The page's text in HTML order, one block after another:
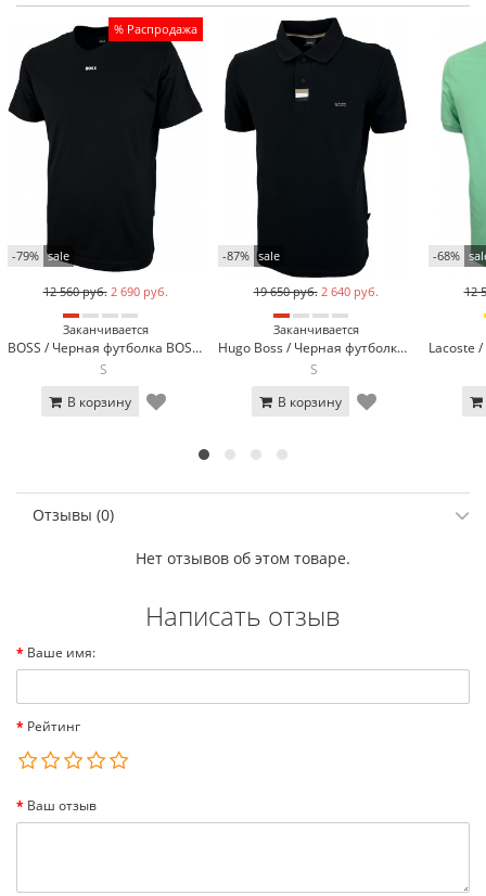
% Распродажа
-79% sale
12 560 руб. 2 690 руб.
Заканчивается
BOSS / Черная футболка BOSS 3056-1
S
В корзину
-87% sale
19 650 руб. 2 640 руб.
Заканчивается
Hugo Boss / Черная футболка поло Hugo Boss 317-1
S
В корзину
-68%
12
Отзывы (0)
Нет отзывов об этом товаре.
Написать отзыв
Ваше имя:
Рейтинг
Ваш отзыв